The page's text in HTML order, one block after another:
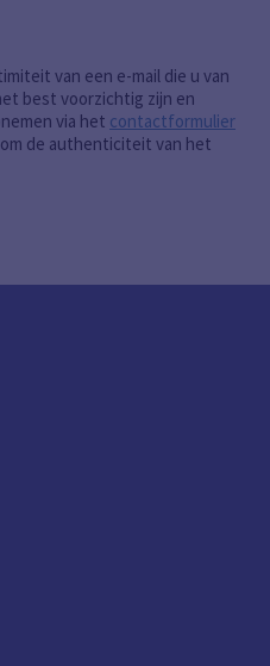
van een e-mail die u van
best voorzichtig zijn en
via het contactformulier
de authenticiteit van het